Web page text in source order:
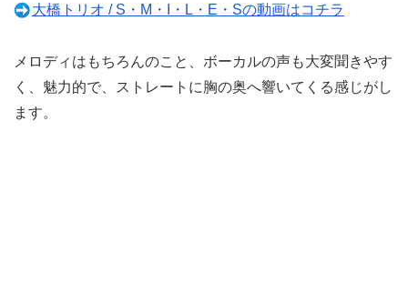
大橋トリオ / S・M・I・L・E・Sの動画はコチラ
メロディはもちろんのこと、ボーカルの声も大変聞きやす
く、魅力的で、ストレートに胸の奥へ響いてくる感じがし
ます。